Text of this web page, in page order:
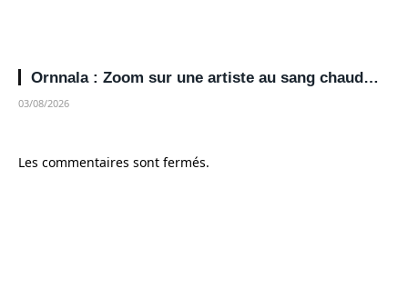
Ornnala : Zoom sur une artiste au sang chaud…
03/08/2026
Les commentaires sont fermés.